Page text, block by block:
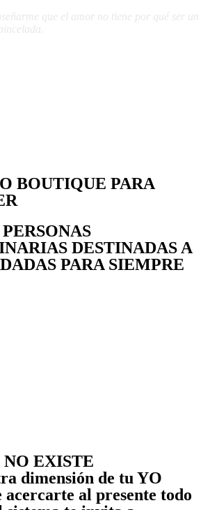
que el amor no tiene por qué ser un
BOUTIQUE PARA
DESTINADAS A
PARA SIEMPRE
EXISTE
dimensión de tu YO
al presente todo